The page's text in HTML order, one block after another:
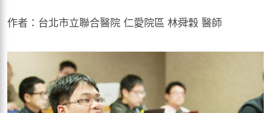
作者：台北市立聯合醫院 仁愛院區 林舜穀 醫師